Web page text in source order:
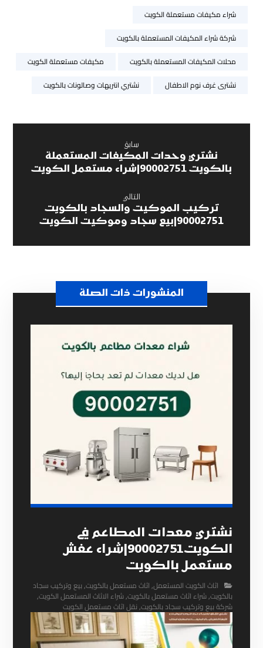
شراء مكيفات مستعملة الكويت
شركة شراء المكيفات المستعملة بالكويت
محلات المكيفات المستعملة بالكويت
مكيفات مستعملة الكويت
نشترى غرف نوم الاطفال
نشتري انتريهات وصالونات بالكويت
سابق
نشتري وحدات المكيفات المستعملة
بالكويت 90002751|شراء مستعمل الكويت
التالي
تركيب الموكيت والسجاد بالكويت
90002751|بيع سجاد وموكيت الكويت
المنشورات ذات الصلة
نشتري معدات المطاعم في
الكويت90002751|شراء عفش
مستعمل بالكويت
اثاث الكويت المستعمل,اثاث مستعمل بالكويت,بيع وتركيب سجاد
بالكويت,شراء اثاث مستعمل بالكويت,شراء الاثاث المستعمل الكويت,
شركة بيع وتركيب سجاد بالكويت,نقل اثاث مستعمل الكويت